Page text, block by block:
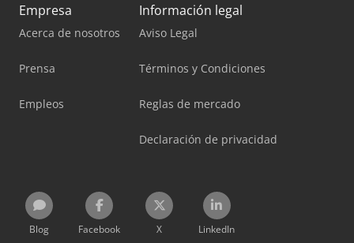
Empresa
Acerca de nosotros
Prensa
Empleos
Información legal
Aviso Legal
Términos y Condiciones
Reglas de mercado
Declaración de privacidad
Blog Facebook X LinkedIn